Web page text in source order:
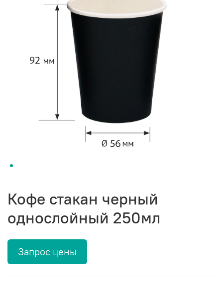
Кофе стакан черный
однослойный 250мл
Запрос цены